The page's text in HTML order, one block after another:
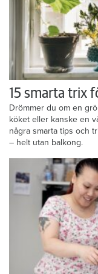
15 smarta trix
Drömmer du om en
köket eller kanske en
några smarta tips och
– helt utan balkong.